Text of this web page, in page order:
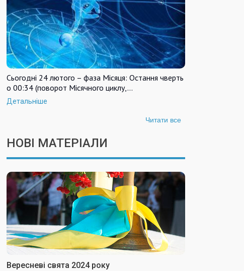
Сьогодні 24 лютого – фаза Місяця: Остання чверть
о 00:34 (поворот Місячного циклу,…
Детальніше
Читати все
НОВІ МАТЕРІАЛИ
Вересневі свята 2024 року